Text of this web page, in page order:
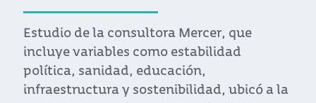
Estudio de la consultora Mercer, que
incluye variables como estabilidad
política, sanidad, educación,
infraestructura y sostenibilidad, ubicó a la